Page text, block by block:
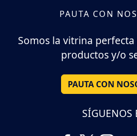
PAUTA CON
Somos la vitrina
productos y/o
PAUTA CON
SÍGUENOS